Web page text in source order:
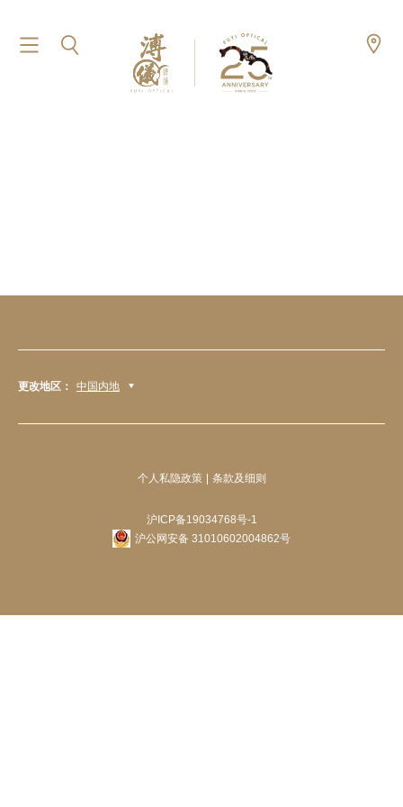
更改地区： 中国内地
个人私隐政策 条款及细则
沪ICP备19034768号-1
沪公网安备 31010602004862号